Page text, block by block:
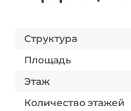
Структура
Площадь
Этаж
Количество этажей